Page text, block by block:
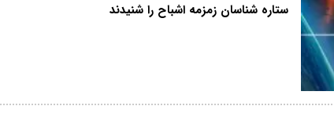
ستاره شناسان زمزمه اشباح را شنیدند